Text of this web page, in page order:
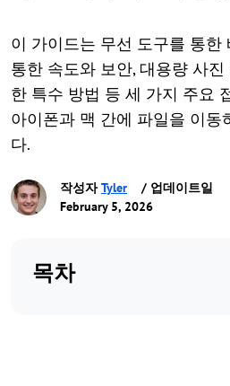
이 가이드는 무선 도구를 통한
통한 속도와 보안, 대용량 사
한 특수 방법 등 세 가지 주요
아이폰과 맥 간에 파일을 이동
다.
작성자Tyler
/ 업데이트일
February 5, 2026
목차